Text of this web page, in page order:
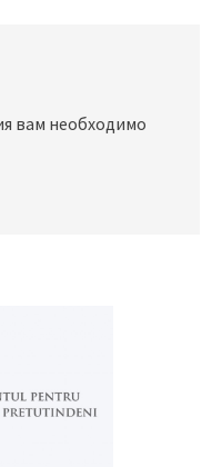
вам необходимо